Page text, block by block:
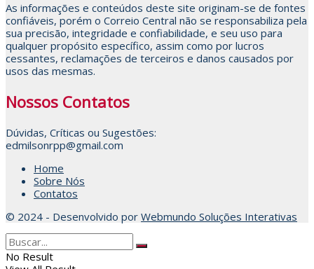
As informações e conteúdos deste site originam-se de fontes
confiáveis, porém o Correio Central não se responsabiliza pela
sua precisão, integridade e confiabilidade, e seu uso para
qualquer propósito específico, assim como por lucros
cessantes, reclamações de terceiros e danos causados por
usos das mesmas.
Nossos Contatos
Dúvidas, Críticas ou Sugestões:
edmilsonrpp@gmail.com
Home
Sobre Nós
Contatos
© 2024 - Desenvolvido por Webmundo Soluções Interativas
No Result